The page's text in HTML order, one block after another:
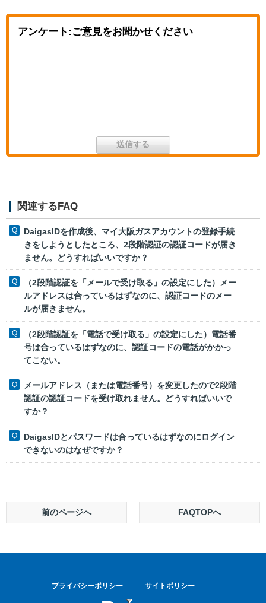
アンケート:ご意見をお聞かせください
関連するFAQ
DaigasIDを作成後、マイ大阪ガスアカウントの登録手続
きをしようとしたところ、2段階認証の認証コードが届き
ません。どうすればいいですか？
（2段階認証を「メールで受け取る」の設定にした）メー
ルアドレスは合っているはずなのに、認証コードのメー
ルが届きません。
（2段階認証を「電話で受け取る」の設定にした）電話番
号は合っているはずなのに、認証コードの電話がかかっ
てこない。
メールアドレス（または電話番号）を変更したので2段階
認証の認証コードを受け取れません。どうすればいいで
すか？
DaigasIDとパスワードは合っているはずなのにログイン
できないのはなぜですか？
前のページへ FAQTOPへ
プライバシーポリシー サイトポリシー